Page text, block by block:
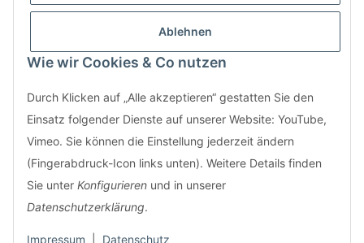
Ablehnen
Wie wir Cookies & Co nutzen
Durch Klicken auf „Alle akzeptieren“ gestatten Sie den
Einsatz folgender Dienste auf unserer Website: YouTube,
Vimeo. Sie können die Einstellung jederzeit ändern
(Fingerabdruck-Icon links unten). Weitere Details finden
Sie unter Konfigurieren und in unserer
Datenschutzerklärung.
Impressum Datenschutz
LifeBoXX GmbH
60316 Frankfurt
Nutzen Sie auch unser
Kontaktformular
Informationen